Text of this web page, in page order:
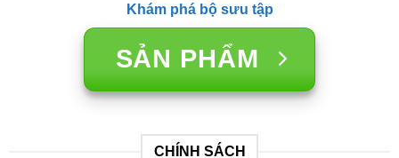
Khám phá bộ sưu tập
SẢN PHẨM
CHÍNH SÁCH